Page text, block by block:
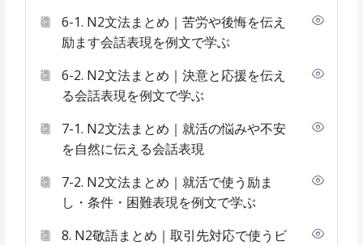
6-1. N2文法まとめ｜苦労や後悔を伝え
励ます会話表現を例文で学ぶ
6-2. N2文法まとめ｜決意と応援を伝え
る会話表現を例文で学ぶ
7-1. N2文法まとめ｜就活の悩みや不安
を自然に伝える会話表現
7-2. N2文法まとめ｜就活で使う励ま
し・条件・困難表現を例文で学ぶ
8. N2敬語まとめ｜取引先対応で使うビ